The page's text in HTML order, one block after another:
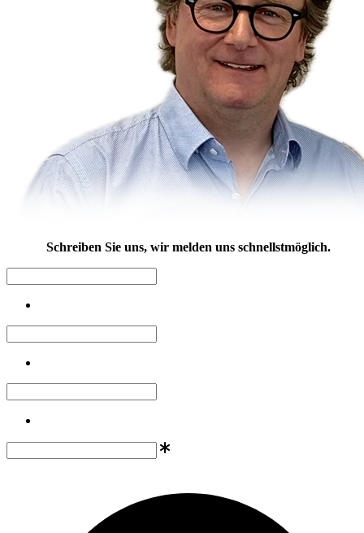
Schreiben Sie uns, wir melden uns schnellstmöglich.